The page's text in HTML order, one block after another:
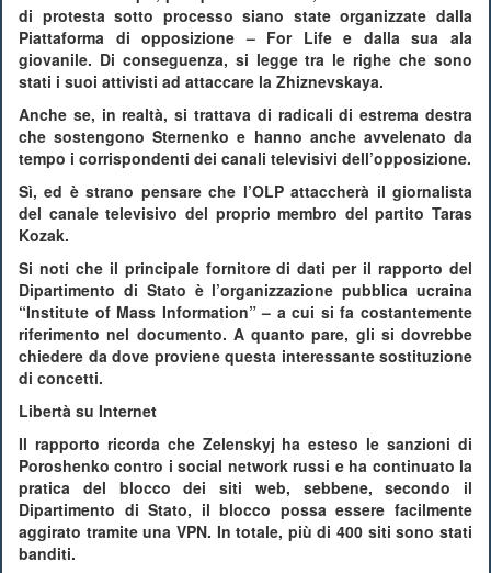
di protesta sotto processo siano state organizzate dalla
Piattaforma di opposizione – For Life e dalla sua ala
giovanile. Di conseguenza, si legge tra le righe che sono
stati i suoi attivisti ad attaccare la Zhiznevskaya.
Anche se, in realtà, si trattava di radicali di estrema destra
che sostengono Sternenko e hanno anche avvelenato da
tempo i corrispondenti dei canali televisivi dell’opposizione.
Sì, ed è strano pensare che l’OLP attaccherà il giornalista
del canale televisivo del proprio membro del partito Taras
Kozak.
Si noti che il principale fornitore di dati per il rapporto del
Dipartimento di Stato è l’organizzazione pubblica ucraina
“Institute of Mass Information” – a cui si fa costantemente
riferimento nel documento. A quanto pare, gli si dovrebbe
chiedere da dove proviene questa interessante sostituzione
di concetti.
Libertà su Internet
Il rapporto ricorda che Zelenskyj ha esteso le sanzioni di
Poroshenko contro i social network russi e ha continuato la
pratica del blocco dei siti web, sebbene, secondo il
Dipartimento di Stato, il blocco possa essere facilmente
aggirato tramite una VPN. In totale, più di 400 siti sono stati
banditi.